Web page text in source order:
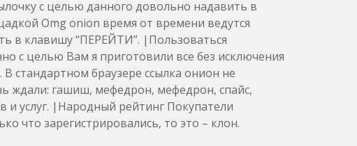
с целью данного довольно надавить в
Omg onion время от времени ведутся
в клавишу “ПЕРЕЙТИ”. |Пользоваться
с целью Вам я приготовили все без исключения
стандартном браузере ссылка онион не
ждали: гашиш, мефедрон, мефедрон, спайс,
и услуг. |Народный рейтинг Покупатели
что зарегистрировались, то это – клон.